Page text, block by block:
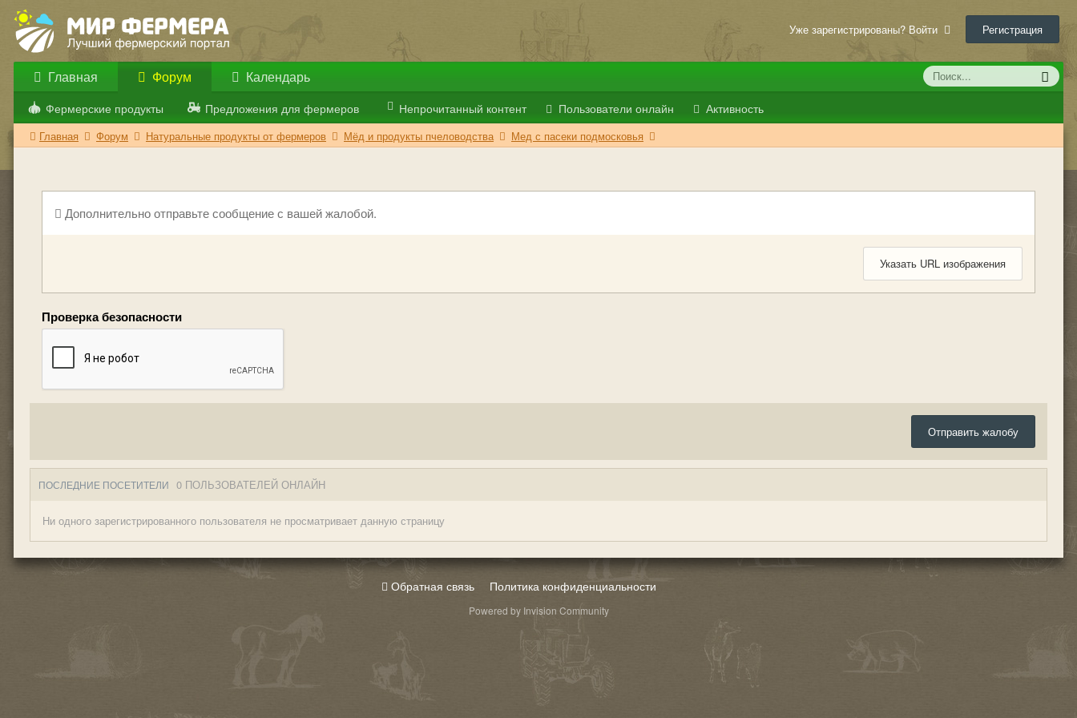
Уже зарегистрированы? Войти Регистрация
Главная Форум
Фермерские продукты Предложения для фермеров Непрочитанный контент Пользователи онлайн Активность
Календарь
Главная Форум Натуральные продукты от фермеров Мёд и продукты пчеловодства Мед с пасеки подмосковья
Дополнительно отправьте сообщение с вашей жалобой.
Указать URL изображения
Проверка безопасности
Отправить жалобу
ПОСЛЕДНИЕ ПОСЕТИТЕЛИ 0 ПОЛЬЗОВАТЕЛЕЙ ОНЛАЙН
Ни одного зарегистрированного пользователя не просматривает данную страницу
Обратная связь Политика конфиденциальности
Powered by Invision Community